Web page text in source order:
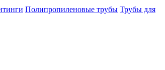
Полипропиленовые трубы Трубы для